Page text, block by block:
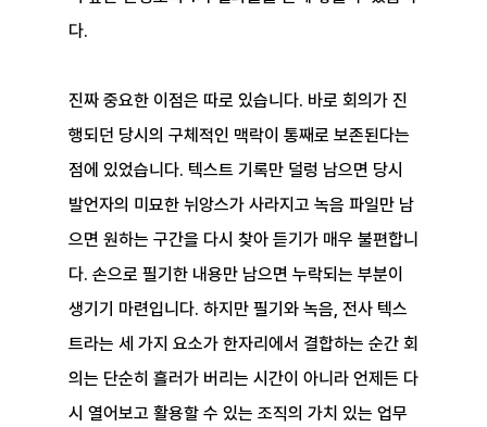
다.
진짜 중요한 이점은 따로 있습니다. 바로 회의가 진
행되던 당시의 구체적인 맥락이 통째로 보존된다는
점에 있었습니다. 텍스트 기록만 덜렁 남으면 당시
발언자의 미묘한 뉘앙스가 사라지고 녹음 파일만 남
으면 원하는 구간을 다시 찾아 듣기가 매우 불편합니
다. 손으로 필기한 내용만 남으면 누락되는 부분이
생기기 마련입니다. 하지만 필기와 녹음, 전사 텍스
트라는 세 가지 요소가 한자리에서 결합하는 순간 회
의는 단순히 흘러가 버리는 시간이 아니라 언제든 다
시 열어보고 활용할 수 있는 조직의 가치 있는 업무